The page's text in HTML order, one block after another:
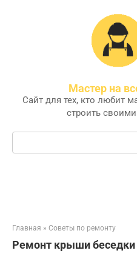
Мастер на
Сайт для тех, кто любит
строить
Поиск:
Главная » Советы по ремонту
Ремонт крыши